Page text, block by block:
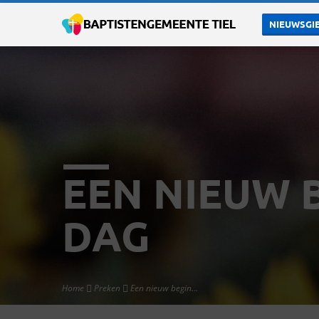
EEN NIEUW
DAG
Home Preken Een nieuw begin…